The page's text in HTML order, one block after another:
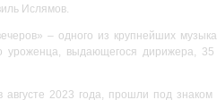
Ислямов.
– одного из крупнейших
уроженца, выдающегося дирижера,
2023 года, прошли под